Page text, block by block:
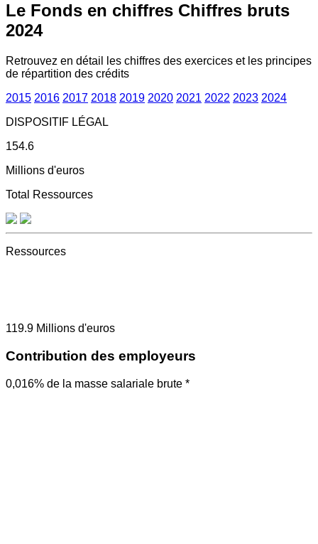
Le Fonds en chiffres Chiffres bruts
2024
Retrouvez en détail les chiffres des exercices et les principes
de répartition des crédits
2015 2016 2017 2018 2019 2020 2021 2022 2023 2024
DISPOSITIF LÉGAL
154.6
Millions d'euros
Total Ressources
Ressources
119.9 Millions d'euros
Contribution des employeurs
0,016% de la masse salariale brute *